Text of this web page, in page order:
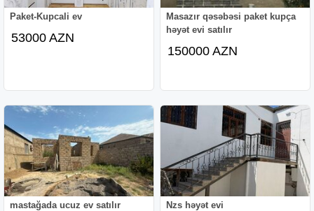
Paket-Kupcali ev
53000 AZN
Masazır qəsəbəsi paket kupça
həyət evi satılır
150000 AZN
mastağada ucuz ev satılır Nzs həyət evi